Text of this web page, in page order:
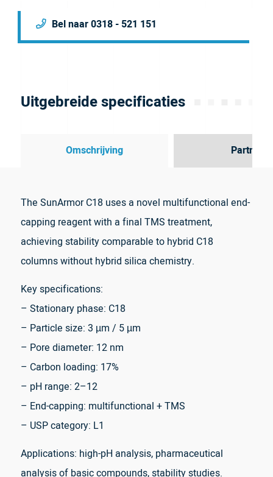
Bel naar 0318 - 521 151
Uitgebreide specificaties
Omschrijving Partner
The SunArmor C18 uses a novel multifunctional end-
capping reagent with a final TMS treatment,
achieving stability comparable to hybrid C18
columns without hybrid silica chemistry.
Key specifications:
– Stationary phase: C18
– Particle size: 3 µm / 5 µm
– Pore diameter: 12 nm
– Carbon loading: 17%
– pH range: 2–12
– End-capping: multifunctional + TMS
– USP category: L1
Applications: high-pH analysis, pharmaceutical
analysis of basic compounds, stability studies.